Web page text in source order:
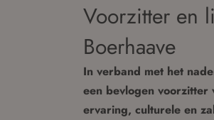
Voorzitter en
Boerhaave
In verband met het
een bevlogen voorzitter
ervaring, culturele en